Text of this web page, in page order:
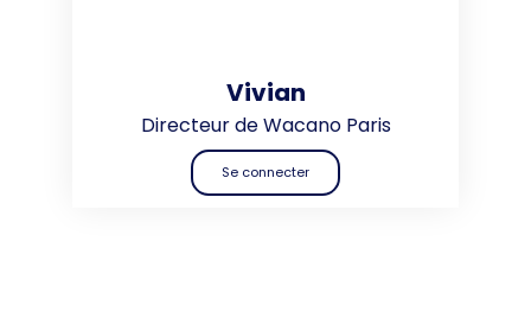
Vivian
Directeur de Wacano Paris
Se connecter